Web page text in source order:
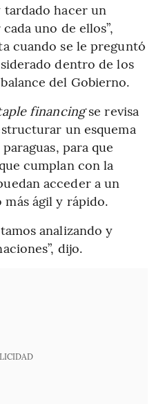
tardado hacer un
uno de ellos”,
cuando se le preguntó
dentro de los
del Gobierno.
financingse revisa
un esquema
paraguas, para que
cumplan con la
acceder a un
ágil y rápido.
analizando y
dijo.